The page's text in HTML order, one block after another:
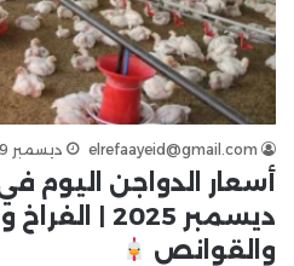
elrefaayeid@gmail.com ديسمبر 19, 2025
ديسمبر 2025 |
والقوانص